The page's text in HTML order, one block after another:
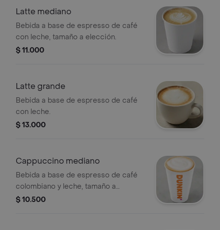
Latte mediano
Bebida a base de espresso de café
con leche, tamaño a elección.
$ 11.000
Latte grande
Bebida a base de espresso de café
con leche.
$ 13.000
Cappuccino mediano
Bebida a base de espresso de café
colombiano y leche, tamaño a
elección.
$ 10.500